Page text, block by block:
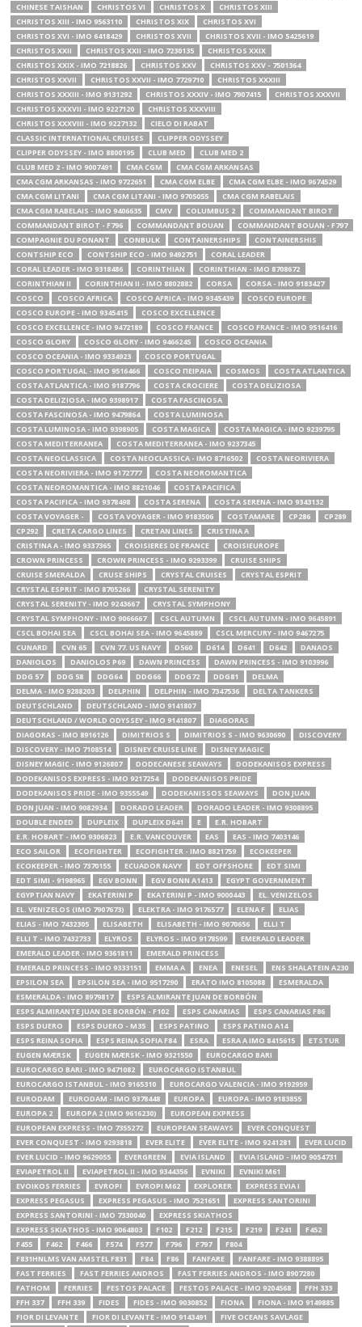
CHINESE TAISHAN
CHRISTOS VI CHRISTOS X
CHRISTOS XIII
CHRISTOS XIII - IMO 9563110
CHRISTOS XIX
CHRISTOS XVI
CHRISTOS XVI - IMO 6418429
CHRISTOS XVII
CHRISTOS XVII - IMO 5425619
CHRISTOS XXII
CHRISTOS XXII - IMO 7230135
CHRISTOS XXIX
CHRISTOS XXIX - IMO 7218826
CHRISTOS XXV
CHRISTOS XXV - 7501364
CHRISTOS XXVII
CHRISTOS XXVII - IMO 7729710
CHRISTOS XXXIII
CHRISTOS XXXIII - IMO 9131292
CHRISTOS XXXIV - IMO 7907415
CHRISTOS XXXVII
CHRISTOS XXXVII - IMO 9227120
CHRISTOS XXXVIII
CHRISTOS XXXVIII - IMO 9227132
CIELO DI RABAT
CLASSIC INTERNATIONAL CRUISES
CLIPPER ODYSSEY
CLIPPER ODYSSEY - IMO 8800195
CLUB MED
CLUB MED 2
CLUB MED 2 - IMO 9007491
CMA CGM
CMA CGM ARKANSAS
CMA CGM ARKANSAS - IMO 9722651
CMA CGM ELBE
CMA CGM ELBE - IMO 9674529
CMA CGM LITANI
CMA CGM LITANI - IMO 9705055
CMA CGM RABELAIS
CMA CGM RABELAIS - IMO 9406635
CMV COLUMBUS 2
COMMANDANT BIROT
COMMANDANT BIROT - F796
COMMANDANT BOUAN
COMMANDANT BOUAN - F797
COMPAGNIE DU PONANT
CONBULK CONTAINERSHIPS
CONTAINERSHIS
CONTSHIP ECO
CONTSHIP ECO - IMO 9492751
CORAL LEADER
CORAL LEADER - IMO 9318486
CORINTHIAN
CORINTHIAN - IMO 8708672
CORINTHIAN II
CORINTHIAN II - IMO 8802882 CORSA
CORSA - IMO 9183427
COSCO
COSCO AFRICA COSCO AFRICA - IMO 9345439
COSCO EUROPE
COSCO EUROPE - IMO 9345415
COSCO EXCELLENCE
COSCO EXCELLENCE - IMO 9472189
COSCO FRANCE
COSCO FRANCE - IMO 9516416
COSCO GLORY
COSCO GLORY - IMO 9466245
COSCO OCEANIA
COSCO OCEANIA - IMO 9334923
COSCO PORTUGAL
COSCO PORTUGAL - IMO 9516466
COSCO ΠΕΙΡΑΙΑ COSMOS
COSTA ATLANTICA
COSTA ATLANTICA - IMO 9187796
COSTA CROCIERE
COSTA DELIZIOSA
COSTA DELIZIOSA - IMO 9398917
COSTA FASCINOSA
COSTA FASCINOSA - IMO 9479864
COSTA LUMINOSA
COSTA LUMINOSA - IMO 9398905
COSTA MAGICA
COSTA MAGICA - IMO 9239795
COSTA MEDITERRANEA
COSTA MEDITERRANEA - IMO 9237345
COSTA NEOCLASSICA
COSTA NEOCLASSICA - IMO 8716502
COSTA NEORIVIERA
COSTA NEORIVIERA - IMO 9172777
COSTA NEOROMANTICA
COSTA NEOROMANTICA - IMO 8821046
COSTA PACIFICA
COSTA PACIFICA - IMO 9378498
COSTA SERENA
COSTA SERENA - IMO 9343132
COSTA VOYAGER -
COSTA VOYAGER - IMO 9183506 COSTAMARE CP286
CP289
CP292
CRETA CARGO LINES CRETAN LINES
CRISTINA A
CRISTINA A - IMO 9337365
CROISIERES DE FRANCE
CROISIEUROPE
CROWN PRINCESS
CROWN PRINCESS - IMO 9293399
CRUISE SHIPS
CRUISE SMERALDA
CRUSE SHIPS CRYSTAL CRUISES
CRYSTAL ESPRIT
CRYSTAL ESPRIT - IMO 8705266
CRYSTAL SERENITY
CRYSTAL SERENITY - IMO 9243667
CRYSTAL SYMPHONY
CRYSTAL SYMPHONY - IMO 9066667
CSCL AUTUMN
CSCL AUTUMN - IMO 9645891
CSCL BOHAI SEA
CSCL BOHAI SEA - IMO 9645889
CSCL MERCURY - IMO 9467275
CUNARD
CVN 65 CVN 77. US NAVY D560 D614 D641 D642
DANAOS
DANIOLOS
DANIOLOS P69 DAWN PRINCESS
DAWN PRINCESS - IMO 9103996
DDG 57
DDG 58 DDG64 DDG66 DDG72 DDG81
DELMA
DELMA - IMO 9288203
DELPHIN DELPHIN - IMO 7347536
DELTA TANKERS
DEUTSCHLAND
DEUTSCHLAND - IMO 9141807
DEUTSCHLAND / WORLD ODYSSEY - IMO 9141807
DIAGORAS
DIAGORAS - IMO 8916126
DIMITRIOS S DIMITRIOS S - IMO 9630690
DISCOVERY
DISCOVERY - IMO 7108514
DISNEY CRUISE LINE
DISNEY MAGIC
DISNEY MAGIC - IMO 9126807
DODECANESE SEAWAYS
DODEKANISOS EXPRESS
DODEKANISOS EXPRESS - IMO 9217254
DODEKANISOS PRIDE
DODEKANISOS PRIDE - IMO 9355549
DODEKANISSOS SEAWAYS
DON JUAN
DON JUAN - IMO 9082934
DORADO LEADER
DORADO LEADER - IMO 9308895
DOUBLE ENDED
DUPLEIX DUPLEIX D641 E
E.R. HOBART
E.R. HOBART - IMO 9306823
E.R. VANCOUVER EAS
EAS - IMO 7403146
ECO SAILOR
ECOFIGHTER ECOFIGHTER - IMO 8821759
ECOKEEPER
ECOKEEPER - IMO 7370155
ECUADOR NAVY EDT OFFSHORE
EDT SIMI
EDT SIMI - 9198965
EGV BONN EGV BONN A1413
EGYPT GOVERNMENT
EGYPTIAN NAVY
EKATERINI P EKATERINI P - IMO 9000443
EL. VENIZELOS
EL. VENIZELOS (IMO 7907673)
ELEKTRA - IMO 9176577 ELENA F
ELIAS
ELIAS - IMO 7432305
ELISABETH ELISABETH - IMO 9070656
ELLI T
ELLI T - IMO 7432733
ELYROS ELYROS - IMO 9178599
EMERALD LEADER
EMERALD LEADER - IMO 9361811
EMERALD PRINCESS
EMERALD PRINCESS - IMO 9333151
EMMA A ENEA ENESEL
ENS SHALATEIN A230
EPSILON SEA
EPSILON SEA - IMO 9517290 ERATO IMO 8105088
ESMERALDA
ESMERALDA - IMO 8979817
ESPS ALMIRANTE JUAN DE BORBÓN
ESPS ALMIRANTE JUAN DE BORBÓN - F102
ESPS CANARIAS
ESPS CANARIAS F86
ESPS DUERO
ESPS DUERO - M35 ESPS PATINO
ESPS PATINO A14
ESPS REINA SOFIA
ESPS REINA SOFIA F84 ESRA ESRA A IMO 8415615
ETSTUR
EUGEN MÆRSK
EUGEN MÆRSK - IMO 9321550
EUROCARGO BARI
EUROCARGO BARI - IMO 9471082
EUROCARGO ISTANBUL
EUROCARGO ISTANBUL - IMO 9165310
EUROCARGO VALENCIA - IMO 9192959
EURODAM
EURODAM - IMO 9378448 EUROPA
EUROPA - IMO 9183855
EUROPA 2
EUROPA 2 (IMO 9616230)
EUROPEAN EXPRESS
EUROPEAN EXPRESS - IMO 7355272
EUROPEAN SEAWAYS
EVER CONQUEST
EVER CONQUEST - IMO 9293818
EVER ELITE EVER ELITE - IMO 9241281
EVER LUCID
EVER LUCID - IMO 9629055
EVERGREEN EVIA ISLAND
EVIA ISLAND - IMO 9054731
EVIAPETROL II
EVIAPETROL II - IMO 9344356 EVNIKI
EVNIKI M61
EVOIKOS FERRIES
EVROPI EVROPI M62 EXPLORER
EXPRESS EVIA Ι
EXPRESS PEGASUS
EXPRESS PEGASUS - IMO 7521651
EXPRESS SANTORINI
EXPRESS SANTORINI - IMO 7330040
EXPRESS SKIATHOS
EXPRESS SKIATHOS - IMO 9064803
F102 F212 F215 F219 F241
F452
F455
F462 F466 F574 F577 F796 F797
F804
F831HNLMS VAN AMSTEL F831
F84 F86 FANFARE
FANFARE - IMO 9388895
FAST FERRIES
FAST FERRIES ANDROS
FAST FERRIES ANDROS - IMO 8907280
FATHOM
FERRIES FESTOS PALACE FESTOS PALACE - IMO 9204568
FFH 333
FFH 337
FFH 339 FIDES FIDES - IMO 9030852 FIONA
FIONA - IMO 9149885
FIOR DI LEVANTE
FIOR DI LEVANTE - IMO 9143491
FIVE OCEANS SAVLAGE